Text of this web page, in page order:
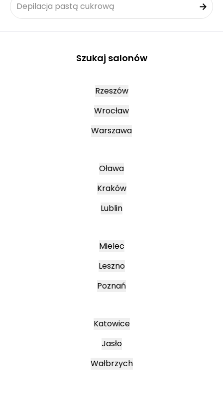
Depilacja pastą cukrową
Szukaj salonów
Rzeszów
Wrocław
Warszawa
Oława
Kraków
Lublin
Mielec
Leszno
Poznań
Katowice
Jasło
Wałbrzych